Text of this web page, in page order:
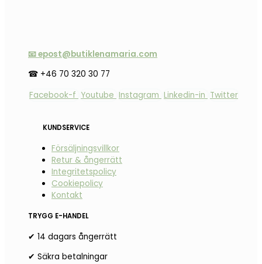
📧 epost@butiklenamaria.com
☎ +46 70 320 30 77
Facebook-f Youtube Instagram Linkedin-in Twitter
KUNDSERVICE
Försäljningsvillkor
Retur & ångerrätt
Integritetspolicy
Cookiepolicy
Kontakt
TRYGG E-HANDEL
✔ 14 dagars ångerrätt
✔ Säkra betalningar